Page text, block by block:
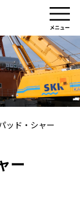
ッド・シャー
ー